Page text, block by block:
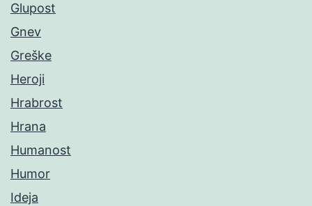
Glupost
Gnev
Greške
Heroji
Hrabrost
Hrana
Humanost
Humor
Ideja